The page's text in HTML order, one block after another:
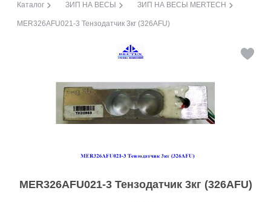
Каталог ЗИП НА ВЕСЫ ЗИП НА ВЕСЫ MERTECH
MER326AFU021-3 Тензодатчик 3кг (326AFU)
MER326AFU021-3 Тензодатчик 3кг (326AFU)